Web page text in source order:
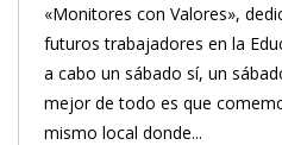
«Monitores con Valores»,
futuros trabajadores en la
a cabo un sábado sí, un
mejor de todo es que
mismo local donde...